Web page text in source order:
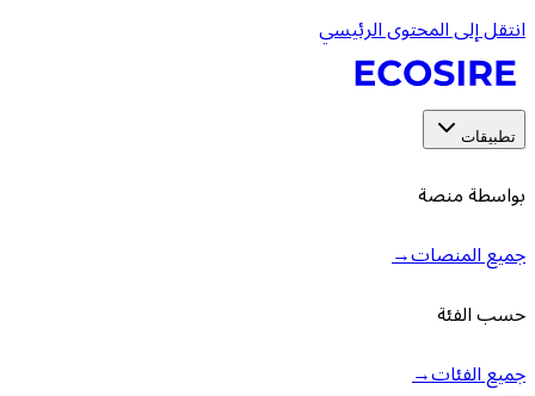
انتقل إلى المحتوى الرئيسي
تطبيقات
بواسطة منصة
جميع المنصات→
حسب الفئة
جميع الفئات→